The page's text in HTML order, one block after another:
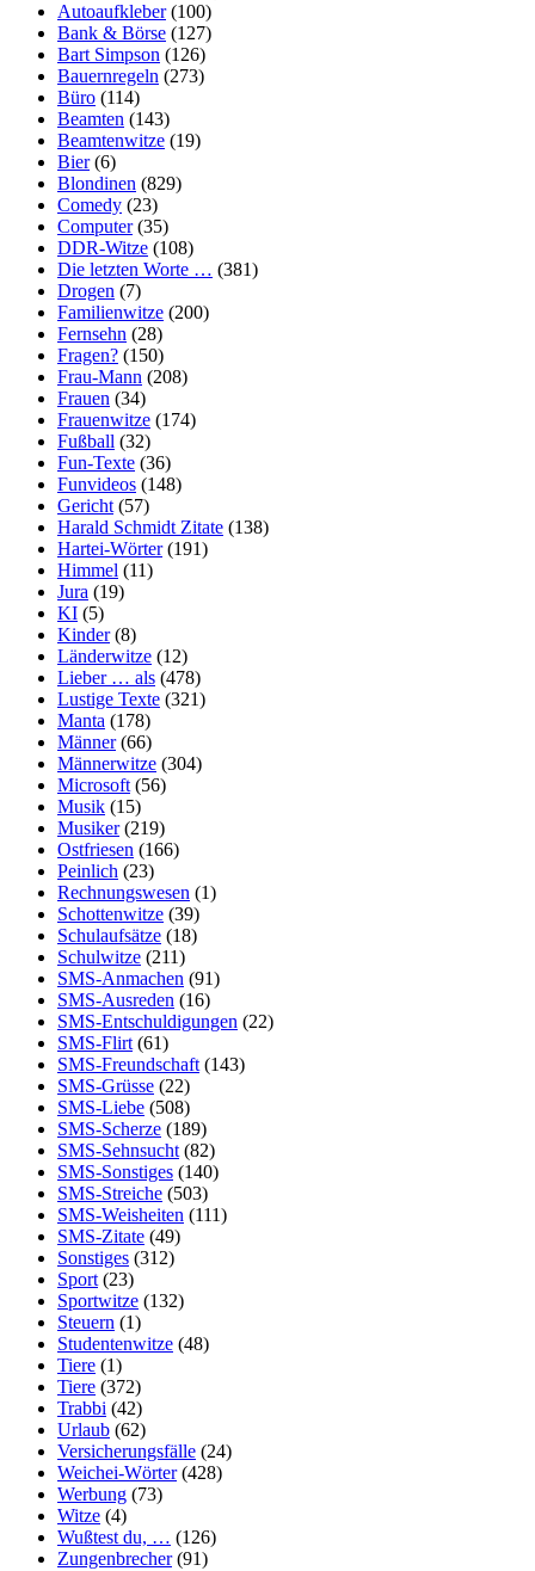
Autoaufkleber(100)
Bank & Börse (127)
Bart Simpson (126)
Bauernregeln (273)
Büro (114)
Beamten (143)
Beamtenwitze (19)
Bier(6)
Blondinen (829)
Comedy (23)
Computer(35)
DDR-Witze (108)
Die letzten Worte … (381)
Drogen (7)
Familienwitze (200)
Fernsehn (28)
Fragen? (150)
Frau-Mann (208)
Frauen (34)
Frauenwitze (174)
Fußball (32)
Fun-Texte (36)
Funvideos (148)
Gericht (57)
Harald Schmidt Zitate (138)
Hartei-Wörter(191)
Himmel (11)
Jura (19)
KI (5)
Kinder(8)
Länderwitze (12)
Lieber … als (478)
Lustige Texte (321)
Manta (178)
Männer(66)
Männerwitze (304)
Microsoft (56)
Musik (15)
Musiker(219)
Ostfriesen (166)
Peinlich (23)
Rechnungswesen (1)
Schottenwitze (39)
Schulaufsätze (18)
Schulwitze (211)
SMS-Anmachen (91)
SMS-Ausreden (16)
SMS-Entschuldigungen (22)
SMS-Flirt (61)
SMS-Freundschaft (143)
SMS-Grüsse (22)
SMS-Liebe (508)
SMS-Scherze (189)
SMS-Sehnsucht (82)
SMS-Sonstiges (140)
SMS-Streiche (503)
SMS-Weisheiten (111)
SMS-Zitate (49)
Sonstiges (312)
Sport (23)
Sportwitze (132)
Steuern (1)
Studentenwitze (48)
Tiere (1)
Tiere (372)
Trabbi (42)
Urlaub (62)
Versicherungsfälle (24)
Weichei-Wörter(428)
Werbung (73)
Witze (4)
Wußtest du, … (126)
Zungenbrecher(91)